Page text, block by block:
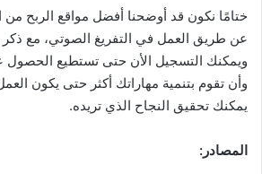
ختامًا نكون قد أوضحنا أفضل مواقع الربح من
عن طريق العمل في التفريغ الصوتي، مع ذكر
ويمكنك التسجيل الأن حتى تستطيع
وأن تقوم بتنمية مهاراتك أكثر حتى يكون
يمكنك تحقيق النجاح الذي تريده.
المصادر: